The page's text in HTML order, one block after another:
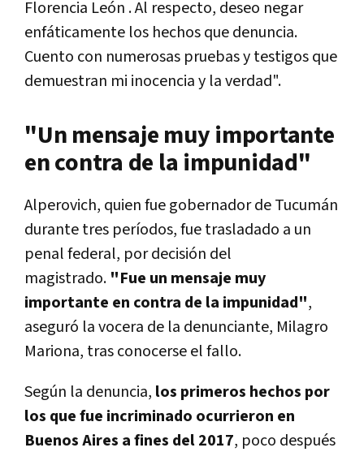
Florencia León . Al respecto, deseo negar
enfáticamente los hechos que denuncia.
Cuento con numerosas pruebas y testigos que
demuestran mi inocencia y la verdad".
"Un mensaje muy importante
en contra de la impunidad"
Alperovich, quien fue gobernador de Tucumán
durante tres períodos, fue trasladado a un
penal federal, por decisión del
magistrado. "Fue un mensaje muy
importante en contra de la impunidad",
aseguró la vocera de la denunciante, Milagro
Mariona, tras conocerse el fallo.
Según la denuncia, los primeros hechos por
los que fue incriminado ocurrieron en
Buenos Aires a fines del 2017, poco después